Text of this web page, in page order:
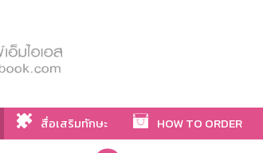
สื่อเสริมทักษะ HOW TO ORDER